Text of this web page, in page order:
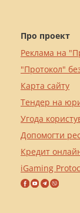
Про проект
Реклама на
"Протокол"
Карта сайту
Тендер на
Угода
Допомогти
Кредит
iGaming